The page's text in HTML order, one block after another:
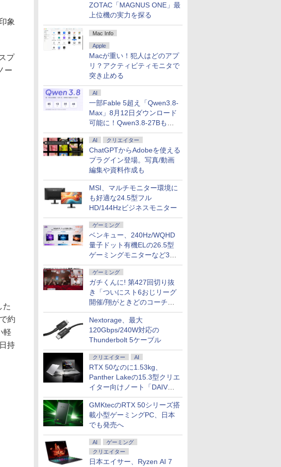
ZOTAC「MAGNUS ONE」最
上位機の実力を探る
Mac Info
Apple
Macが重い！犯人はどのアプ
リ？アクティビティモニタで
突き止める
AI
一部Fable 5超え「Qwen3.8-
Max」8月12日ダウンロード
可能に！Qwen3.8-27Bも順
次
AI クリエイター
ChatGPTからAdobeを使える
プラグイン登場。写真/動画
編集や資料作成も
MSI、マルチモニター環境に
も好適な24.5型フル
HD/144Hzビジネスモニター
ゲーミング
ベンキュー、240Hz/WQHD
量子ドット有機ELの26.5型
ゲーミングモニターなど3機
種
ゲーミング
ガチくんに! 第427回切り抜
き「ついにスト6おじリーグ
開催/翔がときどのコーチ就
任など」
Nextorage、最大
120Gbps/240W対応の
Thunderbolt 5ケーブル
クリエイター AI
RTX 50なのに1.53kg、
Panther Lakeの15.3型クリエ
イター向けノート「DAIV
Z5」
GMKtecのRTX 50シリーズ搭
載小型ゲーミングPC、日本
でも発売へ
AI
ゲーミング
クリエイター
日本エイサー、Ryzen AI 7
象
プ
ー
た
約
軽
持